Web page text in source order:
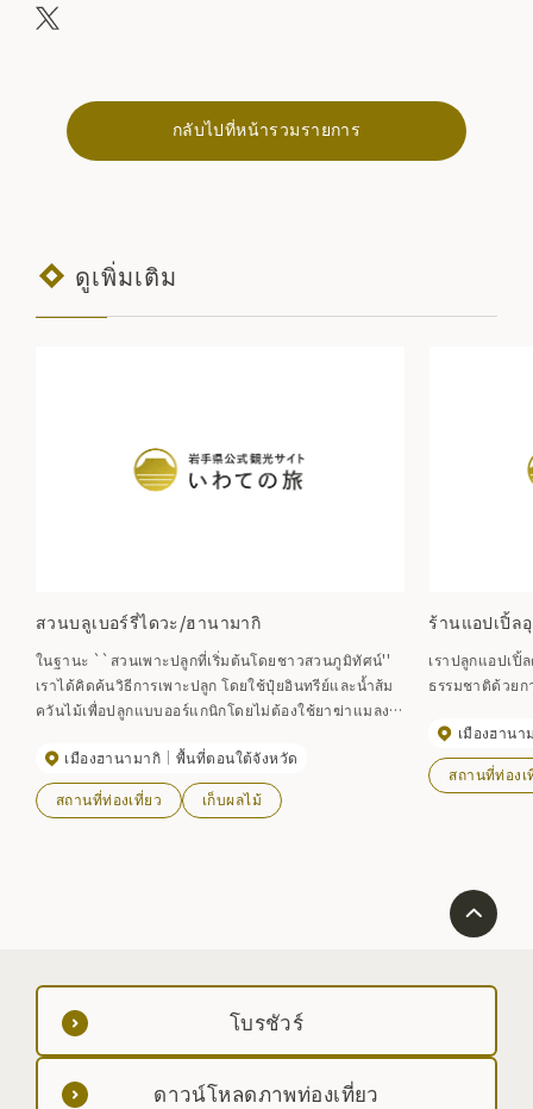
กลับไปที่หน้ารวมรายการ
ดูเพิ่มเติม
สวนบลูเบอร์รี่ไดวะ/ฮานามากิ
ในฐานะ ``สวนเพาะปลูกที่เริ่มต้นโดยชาวสวนภูมิทัศน์''
เราได้คิดค้นวิธีการเพาะปลูก โดยใช้ปุ๋ยอินทรีย์และน้ำส้ม
ควันไม้เพื่อปลูกแบบออร์แกนิกโดยไม่ต้องใช้ยาฆ่าแมลง
บริโภคและข้อกังวลด้านความปลอดภัย [2024 Blueberry
Garden] 6 กรกฎาคม (เสาร์) – กลางเดือนสิงหาคม
เมืองฮานามากิ พื้นที่ตอนใต้จังหวัด
สถานที่ท่องเที่ยว เก็บผลไม้
ร้านแอปเปิ้ล
เราปลูกแอปเปิ้
ธรรมชาติด้วยก
เมืองฮานา
สถานที่ท่องเ
โบรชัวร์
ดาวน์โหลดภาพท่องเที่ยว